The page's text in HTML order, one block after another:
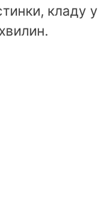
кладу у